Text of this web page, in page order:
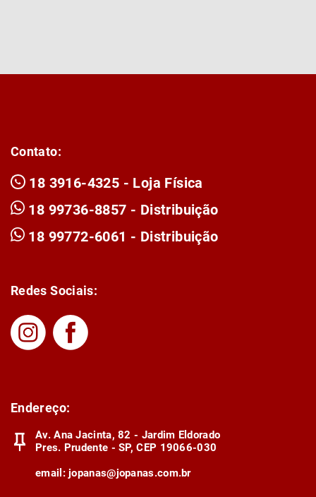
Contato:
18 3916-4325 - Loja Física
18 99736-8857 - Distribuição
18 99772-6061 - Distribuição
Redes Sociais:
Endereço:
Av. Ana Jacinta, 82 - Jardim Eldorado
Pres. Prudente - SP, CEP 19066-030
email:jopanas@jopanas.com.br